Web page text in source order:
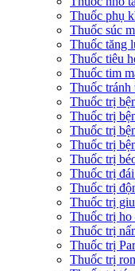
Thuốc phụ
Thuốc súc
Thuốc tăng
Thuốc tiêu
Thuốc tim
Thuốc tránh
Thuốc trị
Thuốc trị
Thuốc trị
Thuốc trị
Thuốc trị
Thuốc trị
Thuốc trị
Thuốc trị
Thuốc trị ho
Thuốc trị
Thuốc trị
Thuốc trị